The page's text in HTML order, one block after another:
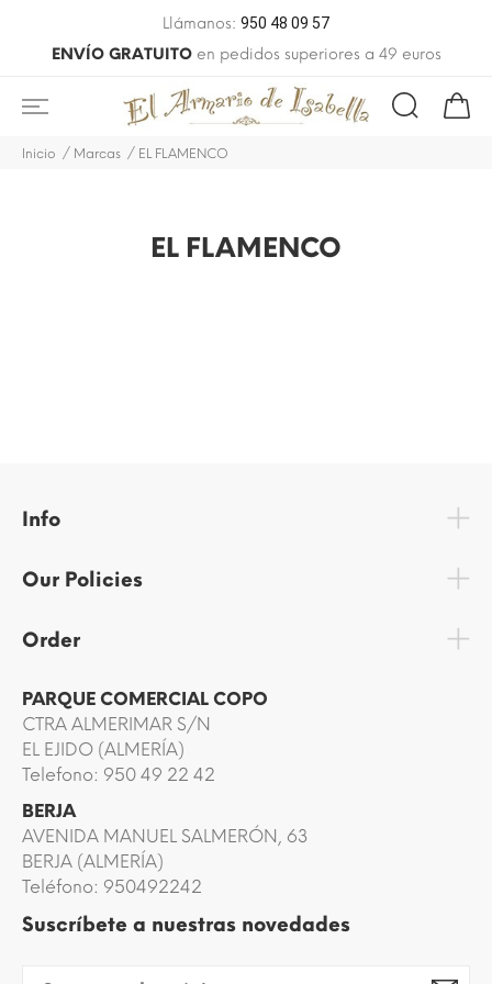
Llámanos: 950 48 09 57
ENVÍO GRATUITOen pedidos superiores a 49 euros
Inicio Marcas EL FLAMENCO
EL FLAMENCO
Info
Our Policies
Order
PARQUE COMERCIAL COPO
CTRA ALMERIMAR S/N
EL EJIDO (ALMERÍA)
Telefono: 950 49 22 42
BERJA
AVENIDA MANUEL SALMERÓN, 63
BERJA (ALMERÍA)
Teléfono: 950492242
Suscríbete a nuestras novedades